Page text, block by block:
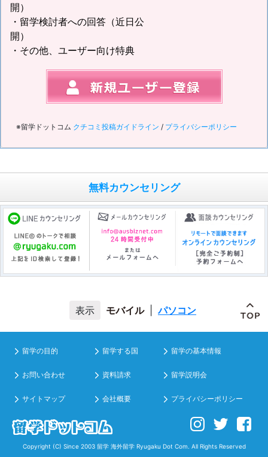
開）
・留学検討者への回答（近日公
開）
・その他、ユーザー向け特典
※留学ドットコム クチコミ投稿ガイドライン / プライバシーポリシー
無料カウンセリング
モバイル パソコン
留学の目的 留学する国 留学の基本情報
お問い合わせ 資料請求 留学説明会
サイトマップ 会社概要 プライバシーポリシー
Copyright (C) Since 2003 留学 海外留学Ryugaku Dot Com. All Rights Reserved